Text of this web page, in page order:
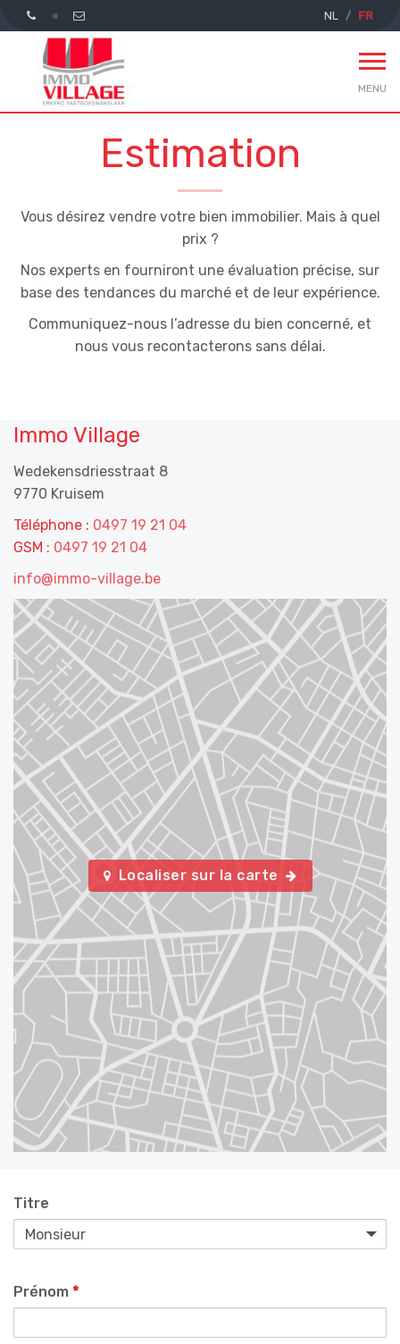
NL FR
MENU
Estimation
Vous désirez vendre votre bien immobilier. Mais à quel
prix ?
Nos experts en fourniront une évaluation précise, sur
base des tendances du marché et de leur expérience.
Communiquez-nous l’adresse du bien concerné, et
nous vous recontacterons sans délai.
Immo Village
Wedekensdriesstraat 8
9770 Kruisem
Téléphone : 0497 19 21 04
GSM : 0497 19 21 04
info@immo-village.be
Localiser sur la carte
Titre
Prénom *